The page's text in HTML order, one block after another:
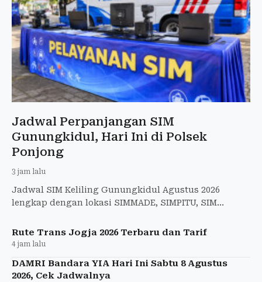
Jadwal Perpanjangan SIM
Gunungkidul, Hari Ini di Polsek
Ponjong
3 jam lalu
Jadwal SIM Keliling Gunungkidul Agustus 2026
lengkap dengan lokasi SIMMADE, SIMPITU, SIM
Rute Trans Jogja 2026 Terbaru dan Tarif
4 jam lalu
DAMRI Bandara YIA Hari Ini Sabtu 8 Agustus
2026, Cek Jadwalnya